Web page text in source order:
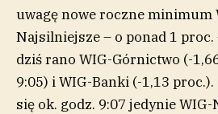
uwagę nowe roczne minimum
Najsilniejsze – o ponad 1 proc.
dziś rano WIG-Górnictwo (-
9:05) i WIG-Banki (-1,13
się ok. godz. 9:07 jedynie